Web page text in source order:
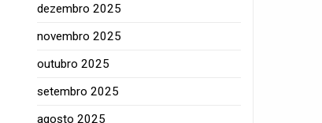
dezembro 2025
novembro 2025
outubro 2025
setembro 2025
agosto 2025